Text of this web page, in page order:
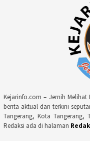
Kejarinfo.com – Jernih
berita aktual dan terkini
Tangerang, Kota Tangerang,
Redaksi ada di halaman